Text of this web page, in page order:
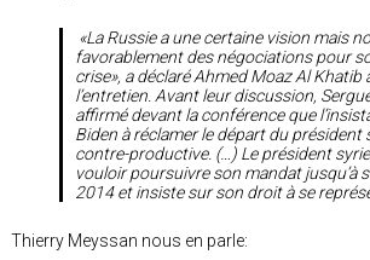
«La Russie a une certaine vision mais
favorablement des négociations pour
crise», a déclaré Ahmed Moaz Al Khatib
l’entretien. Avant leur discussion,
affirmé devant la conférence que
Biden à réclamer le départ du président
contre-productive. (…) Le président
vouloir poursuivre son mandat jusqu’à
2014 et insiste sur son droit à se
Thierry Meyssan nous en parle: